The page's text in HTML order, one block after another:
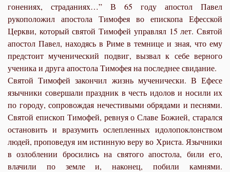
гонениях, страданиях…” В 65 году апостол Павел
рукоположил апостола Тимофея во епископа Ефесской
Церкви, который святой Тимофей управлял 15 лет. Святой
апостол Павел, находясь в Риме в темнице и зная, что ему
предстоит мученический подвиг, вызвал к себе верного
ученика и друга апостола Тимофея на последнее свидание.
Святой Тимофей закончил жизнь мученически. В Ефесе
язычники совершали праздник в честь идолов и носили их
по городу, сопровождая нечестивыми обрядами и песнями.
Святой епископ Тимофей, ревнуя о Славе Божией, старался
остановить и вразумить ослепленных идолопоклонством
людей, проповедуя им истинную веру во Христа. Язычники
в озлоблении бросились на святого апостола, били его,
влачили по земле и, наконец, побили камнями.